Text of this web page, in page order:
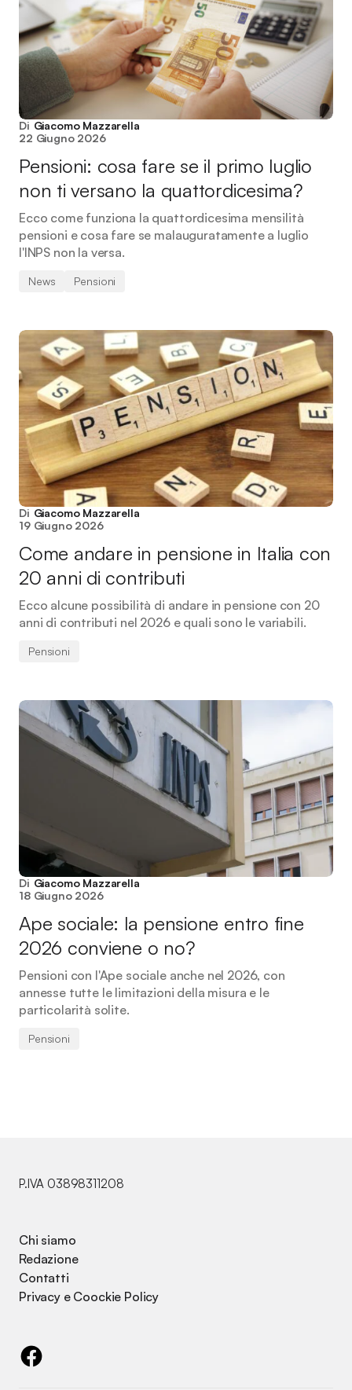
Di Giacomo Mazzarella
22 Giugno 2026
Pensioni: cosa fare se il primo luglio
non ti versano la quattordicesima?
Ecco come funziona la quattordicesima mensilità
pensioni e cosa fare se malauguratamente a luglio
l'INPS non la versa.
News Pensioni
Di Giacomo Mazzarella
19 Giugno 2026
Come andare in pensione in Italia con
20 anni di contributi
Ecco alcune possibilità di andare in pensione con 20
anni di contributi nel 2026 e quali sono le variabili.
Pensioni
Di Giacomo Mazzarella
18 Giugno 2026
Ape sociale: la pensione entro fine
2026 conviene o no?
Pensioni con l'Ape sociale anche nel 2026, con
annesse tutte le limitazioni della misura e le
particolarità solite.
Pensioni
P.IVA 03898311208
Chi siamo
Redazione
Contatti
Privacy e Coockie Policy